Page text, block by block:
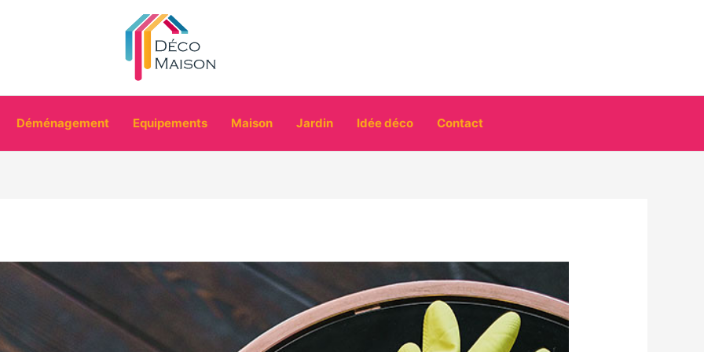
Déménagement Equipements Maison Jardin Idée déco Contact